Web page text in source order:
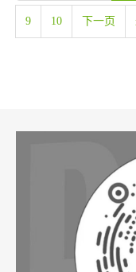
9 10 下一页